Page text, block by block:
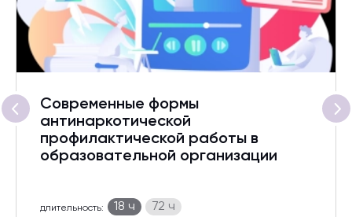
Современные формы
антинаркотической
профилактической работы в
образовательной организации
длительность: 18 ч 72 ч